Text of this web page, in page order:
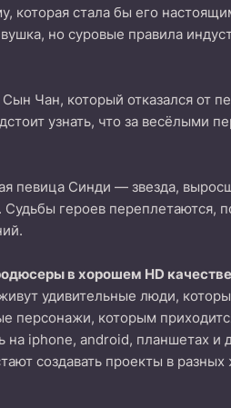
которая стала бы его
но суровые правила
Чан, который отказался от
узнать, что за весёлыми
певица Синди — звезда,
героев переплетаются,
в хорошем HD
удивительные люди,
персонажи, которым
на iphone, android, планшетах и
создавать проекты в разных